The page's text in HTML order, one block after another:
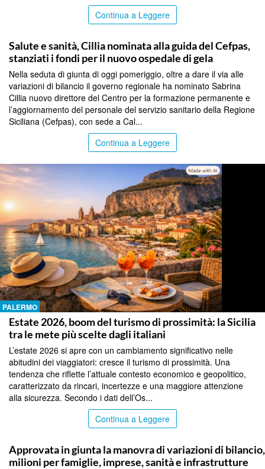
Continua a Leggere
Salute e sanità, Cillia nominata alla guida del Cefpas,
stanziati i fondi per il nuovo ospedale di gela
Nella seduta di giunta di oggi pomeriggio, oltre a dare il via alle
variazioni di bilancio il governo regionale ha nominato Sabrina
Cillia nuovo direttore del Centro per la formazione permanente e
l’aggiornamento del personale del servizio sanitario della Regione
Siciliana (Cefpas), con sede a Cal...
Continua a Leggere
PALERMO
Estate 2026, boom del turismo di prossimità: la Sicilia
tra le mete più scelte dagli italiani
L’estate 2026 si apre con un cambiamento significativo nelle
abitudini dei viaggiatori: cresce il turismo di prossimità. Una
tendenza che riflette l’attuale contesto economico e geopolitico,
caratterizzato da rincari, incertezze e una maggiore attenzione
alla sicurezza. Secondo i dati dell’Os...
Continua a Leggere
Approvata in giunta la manovra di variazioni di
milioni per famiglie, imprese, sanità e infrastrutture